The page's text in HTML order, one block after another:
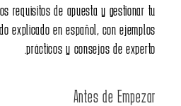
los requisitos de apuesta y
Todo explicado en español, con
prácticos y consejos de
Antes de